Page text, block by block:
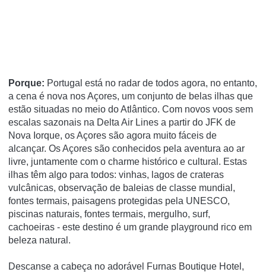
Porque: Portugal está no radar de todos agora, no entanto,
a cena é nova nos Açores, um conjunto de belas ilhas que
estão situadas no meio do Atlântico. Com novos voos sem
escalas sazonais na Delta Air Lines a partir do JFK de
Nova Iorque, os Açores são agora muito fáceis de
alcançar. Os Açores são conhecidos pela aventura ao ar
livre, juntamente com o charme histórico e cultural. Estas
ilhas têm algo para todos: vinhas, lagos de crateras
vulcânicas, observação de baleias de classe mundial,
fontes termais, paisagens protegidas pela UNESCO,
piscinas naturais, fontes termais, mergulho, surf,
cachoeiras - este destino é um grande playground rico em
beleza natural.
Descanse a cabeça no adorável Furnas Boutique Hotel ,